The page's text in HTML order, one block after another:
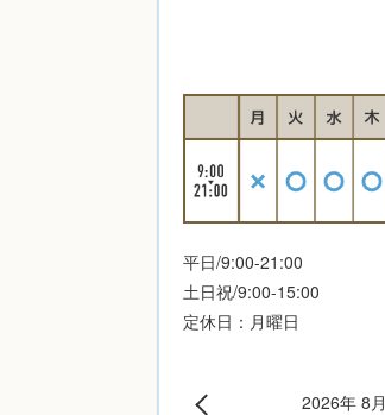
平日/9:00-21:00
土日祝/9:00-15:00
定休日：月曜日
2026年 8月